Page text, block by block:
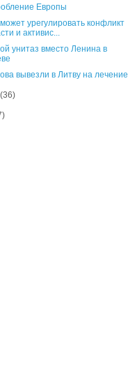
Европы
урегулировать конфликт
и активис...
унитаз вместо Ленина в
вывезли в Литву на лечение
(36)